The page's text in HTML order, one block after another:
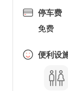
停车费
免费
便利设